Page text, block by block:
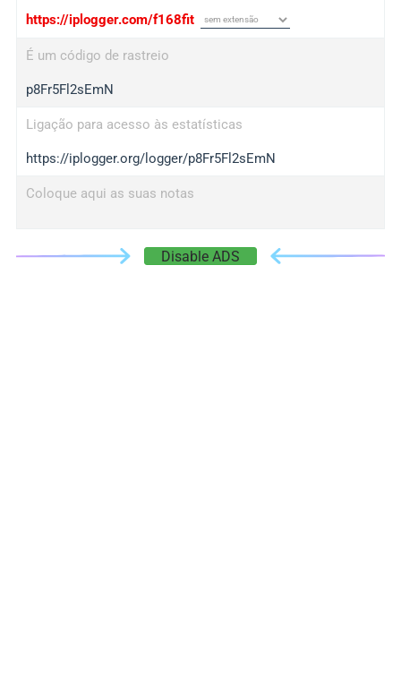
https://iplogger.com/f168fit
É um código de rastreio
p8Fr5Fl2sEmN
Ligação para acesso às estatísticas
https://iplogger.org/logger/p8Fr5Fl2sEmN
Coloque aqui as suas notas
Disable ADS